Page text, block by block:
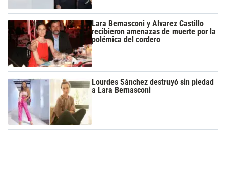
Lara Bernasconi y Alvarez Castillo
recibieron amenazas de muerte por la
polémica del cordero
Lourdes Sánchez destruyó sin piedad
a Lara Bernasconi